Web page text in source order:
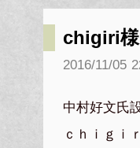
chigiri
2016/11/05
中村好文氏
ｃｈｉｇｉ